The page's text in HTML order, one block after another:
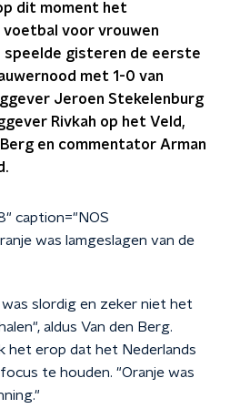
dit moment het
voor vrouwen
speelde gisteren de eerste
met 1-0 van
Jeroen Stekelenburg
Rivkah op het Veld,
en commentator Arman
caption="NOS
was lamgeslagen van de
slordig en zeker niet het
aldus Van den Berg.
het erop dat het Nederlands
te houden. "Oranje was